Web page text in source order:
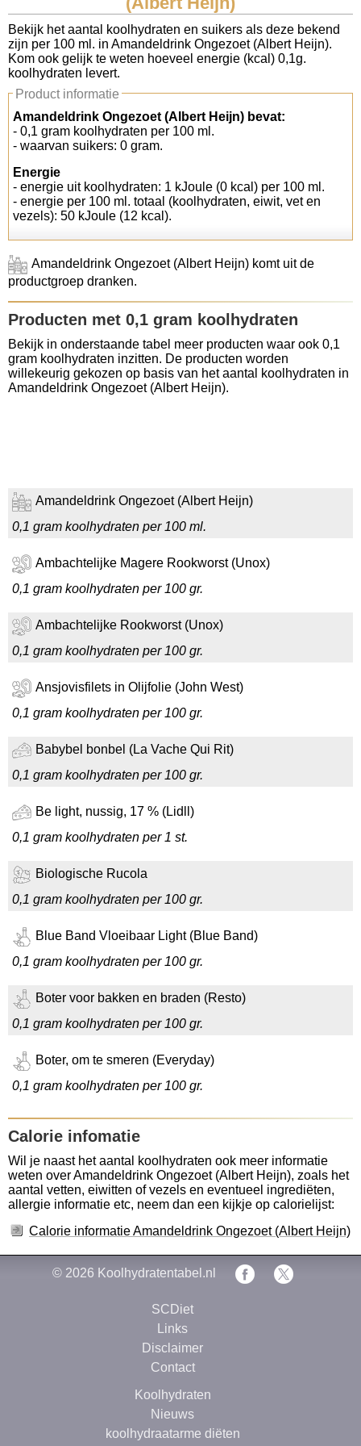
Koolhydraten tellen
Links
Bekijk het aantal koolhydraten en suikers als deze bekend
zijn per 100 ml. in Amandeldrink Ongezoet (Albert Heijn).
Kom ook gelijk te weten hoeveel energie (kcal) 0,1g.
koolhydraten levert.
Product informatie
Amandeldrink Ongezoet (Albert Heijn) bevat:
- 0,1 gram koolhydraten per 100 ml.
- waarvan suikers: 0 gram.
Energie
- energie uit koolhydraten: 1 kJoule (0 kcal) per 100 ml.
- energie per 100 ml. totaal (koolhydraten, eiwit, vet en
vezels): 50 kJoule (12 kcal).
Amandeldrink Ongezoet (Albert Heijn) komt uit de
productgroep dranken.
Producten met 0,1 gram koolhydraten
Bekijk in onderstaande tabel meer producten waar ook 0,1
gram koolhydraten inzitten. De producten worden
willekeurig gekozen op basis van het aantal koolhydraten in
Amandeldrink Ongezoet (Albert Heijn).
Amandeldrink Ongezoet (Albert Heijn)
0,1 gram koolhydraten per 100 ml.
Ambachtelijke Magere Rookworst (Unox)
0,1 gram koolhydraten per 100 gr.
Ambachtelijke Rookworst (Unox)
0,1 gram koolhydraten per 100 gr.
Ansjovisfilets in Olijfolie (John West)
0,1 gram koolhydraten per 100 gr.
Babybel bonbel (La Vache Qui Rit)
0,1 gram koolhydraten per 100 gr.
Be light, nussig, 17 % (Lidll)
0,1 gram koolhydraten per 1 st.
Biologische Rucola
0,1 gram koolhydraten per 100 gr.
Blue Band Vloeibaar Light (Blue Band)
0,1 gram koolhydraten per 100 gr.
Boter voor bakken en braden (Resto)
0,1 gram koolhydraten per 100 gr.
Boter, om te smeren (Everyday)
0,1 gram koolhydraten per 100 gr.
Calorie infomatie
Wil je naast het aantal koolhydraten ook meer informatie
weten over Amandeldrink Ongezoet (Albert Heijn), zoals het
aantal vetten, eiwitten of vezels en eventueel ingrediëten,
allergie informatie etc, neem dan een kijkje op calorielijst:
Calorie informatie Amandeldrink Ongezoet (Albert Heijn)
© 2026 Koolhydratentabel.nl
SCDiet
Links
Disclaimer
Contact
Koolhydraten
Nieuws
koolhydraatarme diëten